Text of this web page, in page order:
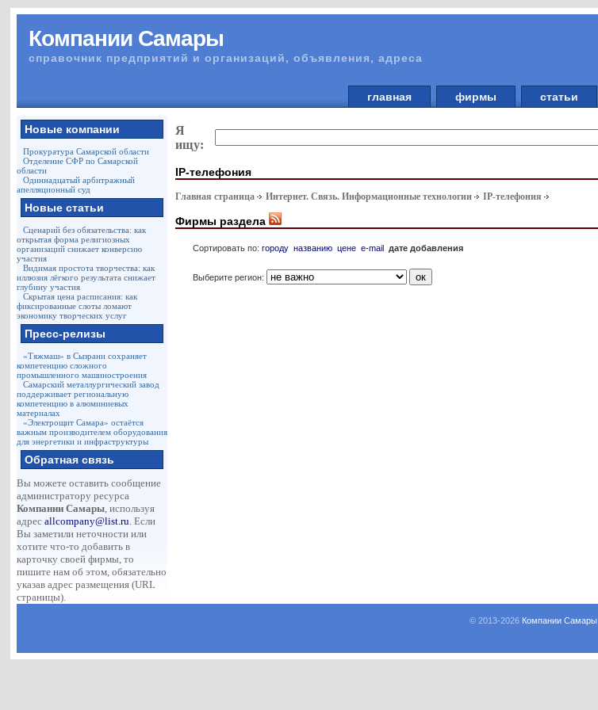
Компании Самары
справочник предприятий и организаций, объявления, адреса
главная фирмы статьи
Новые компании
Прокуратура Самарской области
Отделение СФР по Самарской
области
Одиннадцатый арбитражный
апелляционный суд
Новые статьи
Сценарий без обязательства: как
открытая форма религиозных
организаций снижает конверсию
участия
Видимая простота творчества: как
иллюзия лёгкого результата снижает
глубину участия
Скрытая цена расписания: как
фиксированные слоты ломают
экономику творческих услуг
Пресс-релизы
«Тяжмаш» в Сызрани сохраняет
компетенцию сложного
промышленного машиностроения
Самарский металлургический завод
поддерживает региональную
компетенцию в алюминиевых
материалах
«Электрощит Самара» остаётся
важным производителем оборудования
для энергетики и инфраструктуры
Обратная связь
Вы можете оставить сообщение
администратору ресурса
Компании Самары, используя
адресallcompany@list.ru. Если
Вы заметили неточности или
хотите что-то добавить в
карточку своей фирмы, то
пишите нам об этом, обязательно
указав адрес размещения (URL
страницы).
Я
ищу:
IP-телефония
Главная страница Интернет. Связь. Информационные технологии IP-телефония
Фирмы раздела
Сортировать по:городу названию цене e-mail дате добавления
Выберите регион:
© 2013-2026 Компании Самары